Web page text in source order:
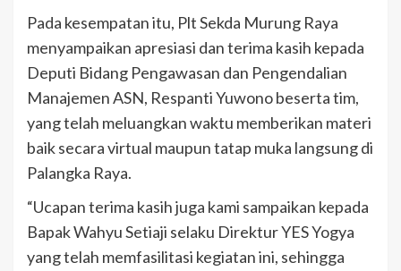
Pada kesempatan itu, Plt Sekda Murung Raya
menyampaikan apresiasi dan terima kasih kepada
Deputi Bidang Pengawasan dan Pengendalian
Manajemen ASN, Respanti Yuwono beserta tim,
yang telah meluangkan waktu memberikan materi
baik secara virtual maupun tatap muka langsung di
Palangka Raya.
“Ucapan terima kasih juga kami sampaikan kepada
Bapak Wahyu Setiaji selaku Direktur YES Yogya
yang telah memfasilitasi kegiatan ini, sehingga